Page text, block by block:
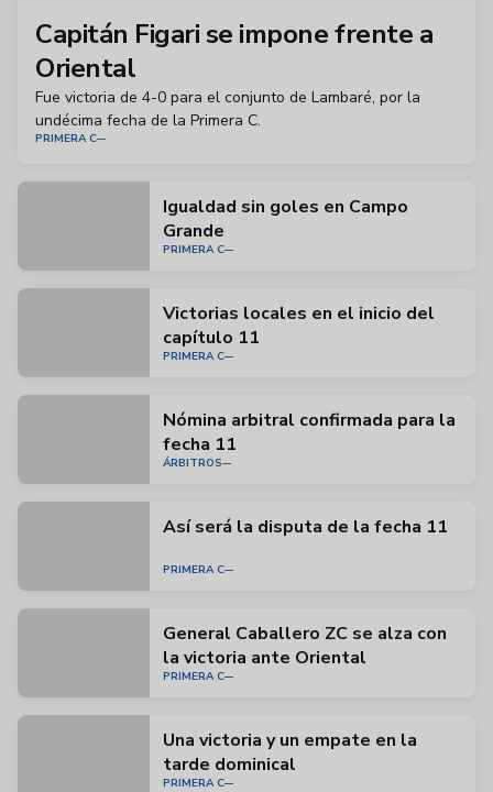
Capitán Figari se impone frente a
Oriental
Fue victoria de 4-0 para el conjunto de Lambaré, por la
undécima fecha de la Primera C.
PRIMERA C
Igualdad sin goles en Campo
Grande
PRIMERA C
Victorias locales en el inicio del
capítulo 11
PRIMERA C
Nómina arbitral confirmada para la
fecha 11
ÁRBITROS
Así será la disputa de la fecha 11
PRIMERA C
General Caballero ZC se alza con
la victoria ante Oriental
PRIMERA C
Una victoria y un empate en la
tarde dominical
PRIMERA C